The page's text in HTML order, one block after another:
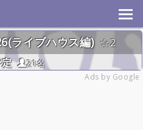
ライブハウス編)
2
21名
Ads by Google